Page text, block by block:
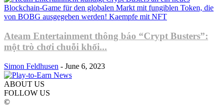
Ateam Entertainment thông báo “Crypt Busters”:
một trò chơi chuỗi khối...
Simon Feldhusen - June 6, 2023
ABOUT US
FOLLOW US
©